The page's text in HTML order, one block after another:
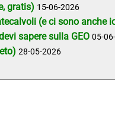
gratis) 15-06-2026
(e ci sono anche
sapere sulla GEO 05-
28-05-2026